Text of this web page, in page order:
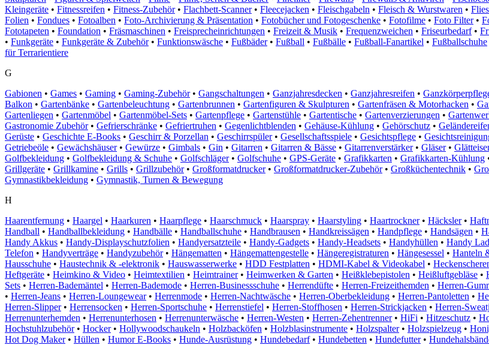
Kleingeräte • Fitnessreifen • Fitness-Zubehör • Flachbett-Scanner • Fleecejacken • Fleischgabeln • Fleisch & Wurstwaren •
Folien • Fondues • Fotoalben • Foto-Archivierung & Präsentation • Fotobücher und Fotogeschenke • Fotofilme • Foto Filter •
Fototapeten • Foundation • Fräsmaschinen • Freisprecheinrichtungen • Freizeit & Musik • Frequenzweichen • Friseurbedarf •
• Funkgeräte • Funkgeräte & Zubehör • Funktionswäsche • Fußbäder • Fußball • Fußbälle • Fußball-Fanartikel • Fußballschuhe
für Terrarientiere
G
Gabionen • Games • Gaming • Gaming-Zubehör • Gangschaltungen • Ganzjahresdecken • Ganzjahresreifen •
Balkon • Gartenbänke • Gartenbeleuchtung • Gartenbrunnen • Gartenfiguren & Skulpturen • Gartenfräsen & Motorhacken •
Gartenliegen • Gartenmöbel • Gartenmöbel-Sets • Gartenpflege • Gartenstühle • Gartentische • Gartenverzierungen •
Gastronomie Zubehör • Gefrierschränke • Gefriertruhen • Gegenlichtblenden • Gehäuse-Kühlung • Gehörschutz •
Gerüste • Geschichte E-Books • Geschirr & Porzellan • Geschirrspüler • Gesellschaftsspiele • Gesichtspflege •
Getriebeöle • Gewächshäuser • Gewürze • Gimbals • Gin • Gitarren • Gitarren & Bässe • Gitarrenverstärker • Gläser •
Golfbekleidung • Golfbekleidung & Schuhe • Golfschläger • Golfschuhe • GPS-Geräte • Grafikkarten • Grafikkarten-Kühlung
Grillgeräte • Grillkamine • Grills • Grillzubehör • Großformatdrucker • Großformatdrucker-Zubehör • Großküchentechnik •
Gymnastikbekleidung • Gymnastik, Turnen & Bewegung
H
Haarentfernung • Haargel • Haarkuren • Haarpflege • Haarschmuck • Haarspray • Haarstyling • Haartrockner • Häcksler •
Handball • Handballbekleidung • Handbälle • Handballschuhe • Handbrausen • Handkreissägen • Handpflege • Handsägen •
Handy Akkus • Handy-Displayschutzfolien • Handyersatzteile • Handy-Gadgets • Handy-Headsets • Handyhüllen • Handy
Telefon • Handyverträge • Handyzubehör • Hängematten • Hängemattengestelle • Hängeregistraturen • Hängesessel • Hanteln
Hausschuhe • Haustechnik & -elektronik • Hauswasserwerke • HDD Festplatten • HDMI-Kabel & Videokabel •
Heftgeräte • Heimkino & Video • Heimtextilien • Heimtrainer • Heimwerken & Garten • Heißklebepistolen • Heißluftgebläse •
Sets • Herren-Bademäntel • Herren-Bademode • Herren-Businessschuhe • Herrendüfte • Herren-Freizeithemden • Herren-
• Herren-Jeans • Herren-Loungewear • Herrenmode • Herren-Nachtwäsche • Herren-Oberbekleidung • Herren-Pantoletten •
Herren-Slipper • Herrensocken • Herren-Sportschuhe • Herrenstiefel • Herren-Stoffhosen • Herren-Strickjacken • Herren-
Herrenunterhemden • Herrenunterhosen • Herrenunterwäsche • Herren-Westen • Herren-Zehentrenner • HiFi • Hitzeschutz •
Hochstuhlzubehör • Hocker • Hollywoodschaukeln • Holzbacköfen • Holzblasinstrumente • Holzspalter • Holzspielzeug •
Hot Dog Maker • Hüllen • Humor E-Books • Hunde-Ausrüstung • Hundebedarf • Hundebetten • Hundefutter •